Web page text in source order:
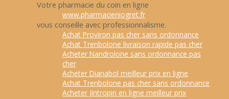
Votre pharmacie du coin en ligne
www.pharmacieniogret.fr
vous conseille avec professionnalisme.
Achat Proviron pas cher sans ordonnance
Achat Trenbolone livraison rapide pas cher
Acheter Nandrolone sans ordonnance pas
cher
Acheter Dianabol meilleur prix en ligne
Achat Trenbolone pas cher sans ordonnance
Acheter Jintropin en ligne meilleur prix